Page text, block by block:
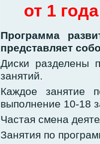
от 1
Программа
представляет
Диски разделены
занятий.
Каждое занятие
выполнение 10-18
Частая смена
Занятия по